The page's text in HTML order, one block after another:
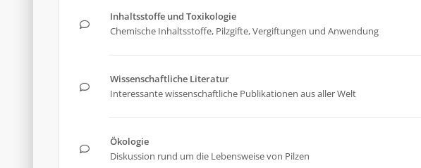
Inhaltsstoffe und Toxikologie
Chemische Inhaltsstoffe, Pilzgifte, Vergiftungen und Anwendung
Wissenschaftliche Literatur
Interessante wissenschaftliche Publikationen aus aller Welt
Ökologie
Diskussion rund um die Lebensweise von Pilzen